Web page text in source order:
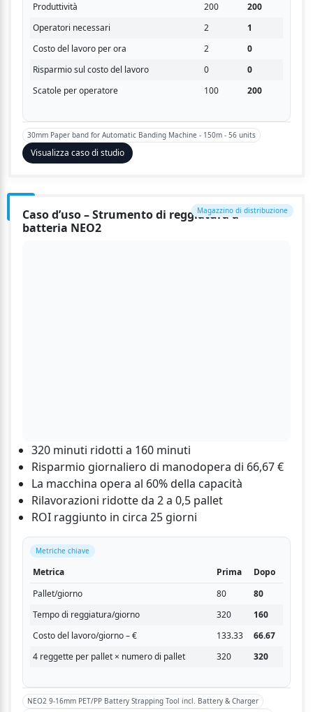
Produttività
200
200
Operatori necessari
2
1
Costo del lavoro per ora
2
0
Risparmio sul costo del lavoro
0
0
Scatole per operatore
100 200
30mm Paper band for Automatic Banding Machine - 150m - 56 units
Visualizza caso di studio
Magazzino di distribuzione
Caso d’uso – Strumento di reggiatura a
batteria NEO2
320 minuti ridotti a 160 minuti
Risparmio giornaliero di manodopera di 66,67 €
La macchina opera al 60% della capacità
Rilavorazioni ridotte da 2 a 0,5 pallet
ROI raggiunto in circa 25 giorni
Metriche chiave
Metrica Prima
Dopo
Pallet/giorno
80
80
Tempo di reggiatura/giorno
320
160
Costo del lavoro/giorno – €
133.33
66.67
4 reggette per pallet × numero di pallet
320 320
NEO2 9-16mm PET/PP Battery Strapping Tool incl. Battery & Charger